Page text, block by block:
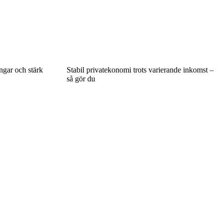
och stärk
Stabil privatekonomi trots varierande inkomst –
så gör du